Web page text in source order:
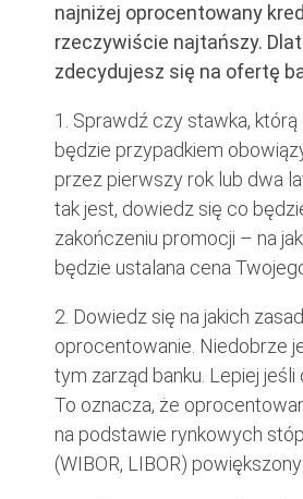
najniżej oprocentowany
rzeczywiście najtańszy.
zdecydujesz się na ofertę
1. Sprawdź czy stawka, którą
będzie przypadkiem
przez pierwszy rok lub dwa
tak jest, dowiedz się co
zakończeniu promocji – na
będzie ustalana cena
2. Dowiedz się na jakich
oprocentowanie. Niedobrze
tym zarząd banku. Lepiej jeśli
To oznacza, że
na podstawie rynkowych
(WIBOR, LIBOR)